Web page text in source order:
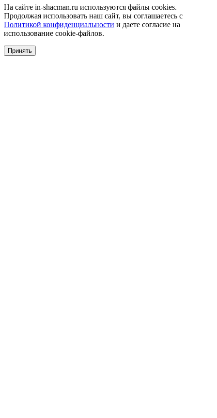
На сайте in-shacman.ru используются файлы cookies.
Продолжая использовать наш сайт, вы соглашаетесь с
Политикой конфиденциальности и даете согласие на
использование cookie-файлов.
Принять